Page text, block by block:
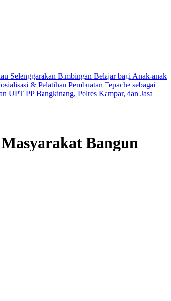
Selenggarakan Bimbingan Belajar bagi Anak-anak
& Pelatihan Pembuatan Tepache sebagai
UPT PP Bangkinang, Polres Kampar, dan Jasa
Bangun